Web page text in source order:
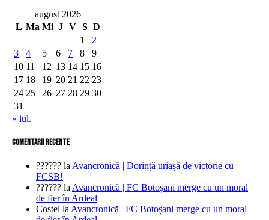
august 2026
L Ma Mi J V S D
1
2
3
4 5 6 7 8
9
10 11 12 13 14 15 16
17 18 19 20 21 22 23
24 25 26 27 28 29 30
31
« iul.
comentarii recente
?????? la Avancronică | Dorință uriașă de victorie cu
FCSB!
?????? la Avancronică | FC Botoșani merge cu un moral
de fier în Ardeal
Costel la Avancronică | FC Botoșani merge cu un moral